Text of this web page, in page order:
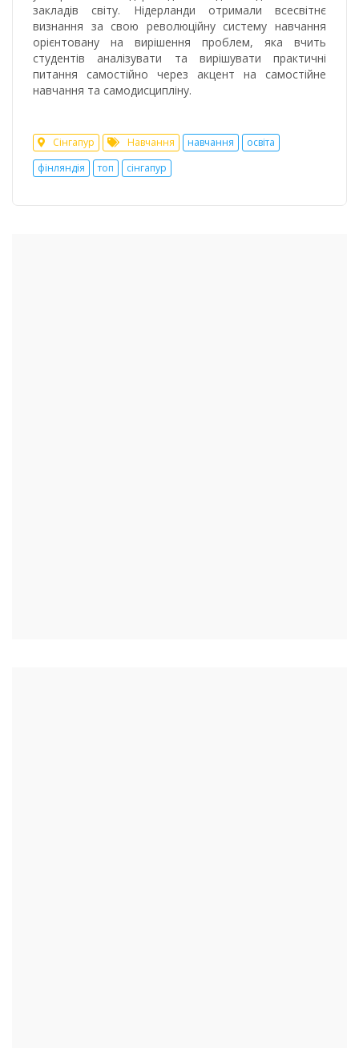
закладів світу. Нідерланди отримали всесвітнє
визнання за свою революційну систему навчання
орієнтовану на вирішення проблем, яка вчить
студентів аналізувати та вирішувати практичні
питання самостійно через акцент на самостійне
навчання та самодисципліну.
Сінгапур Навчання навчання
освіта
фінляндія
топ сінгапур